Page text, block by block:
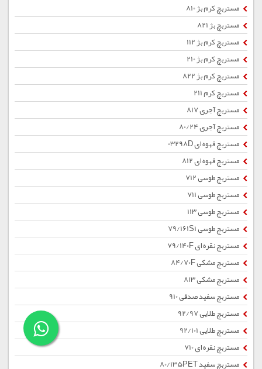
مستربچ کرم بژ 810
مستربچ بژ 821
مستربچ کرم بژ 112
مستربچ کرم بژ 210
مستربچ کرم بژ 822
مستربچ کرم 211
مستربچ آجری 817
مستربچ آجری 80/24
مستربچ قهوه ای 03298D
مستربچ قهوه ای 812
مستربچ طوسی 712
مستربچ طوسی 711
مستربچ طوسی 113
مستربچ طوسی 79/161S1
مستربچ نقره ای 79/140F
مستربچ مشکی 84/70F
مستربچ مشکی 813
مستربچ سفید صدفی 910
مستربچ طلایی 92/97
مستربچ طلایی 92/101
مستربچ نقره ای 710
مستربچ سفید 80/135PET